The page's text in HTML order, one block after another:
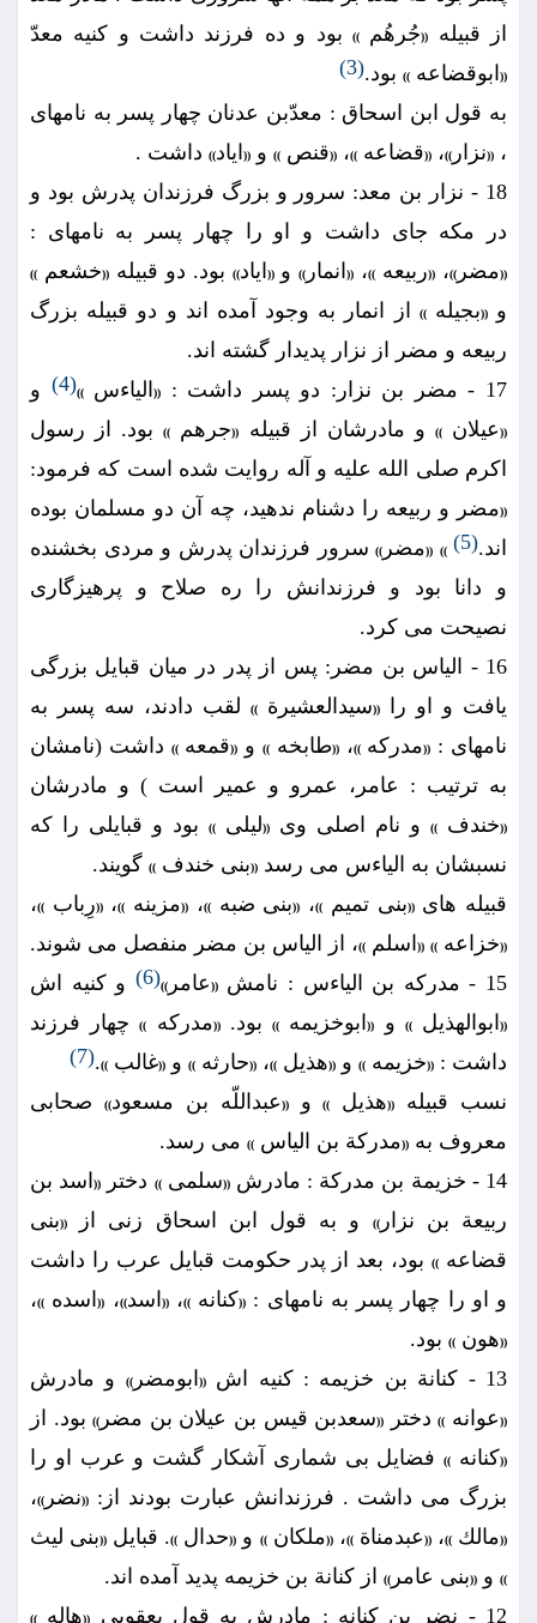
از قبيله
((جُرهُم)) بود و ده فرزند داشت و كنيه معدّ
(( ابوقضاعه )) بود.(3)
به قول ابن اسحاق : معدّبن عدنان چهار پسر به نامهاى
،
((نزار ))، ((قضاعه ))، ((قنص )) و (( اياد)) داشت .
18 - نزار بن معد: سرور و بزرگ فرزندان پدرش بود و
در مكه جاى داشت و او را چهار پسر به نامهاى :
((مضر ))، ((ربيعه ))، ((انمار ))و(( اياد)) بود. دو قبيله((خشعم ))
و((بجيله))
از انمار به وجود آمده اند و دو قبيله بزرگ
ربيعه و مضر از نزار پديدار گشته اند.
17 - مضر بن نزار: دو پسر داشت :
((الياءس))
(4) و
((عيلان)) و مادرشان از قبيله ((جرهم ))بود. از رسول
اكرم صلى الله عليه و آله روايت شده است كه فرمود:
((مضر و ربيعه را دشنام ندهيد، چه آن دو مسلمان بوده
اند.(5)
))
((مضر )) سرور فرزندان پدرش و مردى بخشنده
و دانا بود و فرزندانش را ره صلاح و پرهيزگارى
نصيحت مى كرد.
16 - الياس بن مضر: پس از پدر در ميان قبايل بزرگى
يافت و او را
((سيدالعشيرة ))
لقب دادند، سه پسر به
نامهاى :
((مدركه))،((طابخه ))و ((قمعه))
داشت (نامشان
به ترتيب : عامر، عمرو و عمير است ) و مادرشان
((خندف )) و نام اصلى وى ((ليلى ))
بود و قبايلى را كه
نسبشان به الياءس مى رسد ((بنى خندف )) گويند.
قبيله هاى((بنى تميم ))، ((بنى ضبه))، ((مزينه ))،((رِباب ))،
((خزاعه ))
(( اسلم ))، از الياس بن مضر منفصل مى شوند.
15 - مدركه بن الياءس : نامش
((عامر))
(6) و كنيه اش
((ابوالهذيل)) و ((ابوخزيمه ))بود.((مدركه ))چهار فرزند
داشت : ((خزيمه )) و ((هذيل ))، ((حارثه )) و ((غالب ))
.
(7)
نسب قبيله
((هذيل ))و((عبداللّه بن مسعود))
صحابى
معروف به ((مدركة بن الياس )) مى رسد.
14 - خزيمة بن مدركة : مادرش
((سلمى)) دختر ((اسد بن
ربيعة بن نزار)) و به قول ابن اسحاق زنى از ((بنى
قضاعه
))بود، بعد از پدر حكومت قبايل عرب را داشت
و او را چهار پسر به نامهاى :
((كنانه))،(( اسد))، ((اسده ))،
((هون )) بود.
13 - كنانة بن خزيمه : كنيه اش
(( ابومضر)) و مادرش
((عوانه ))دختر ((سعدبن قيس بن عيلان بن مضر ))بود. از
((كنانه ))فضايل بى شمارى آشكار گشت و عرب او را
بزرگ مى داشت . فرزندانش عبارت بودند از:
((نضر ))،
((مالك))،((عبدمناة))،((ملكان)) و ((حدال )). قبايل ((بنى ليث
)) و ((بنى عامر ))
از كنانة بن خزيمه پديد آمده اند.
12 - نضر بن كنانه : مادرش به قول يعقوبى
((هاله ))